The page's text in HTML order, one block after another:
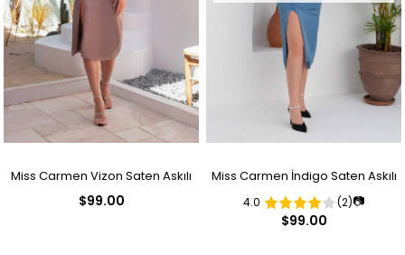
Miss Carmen Vizon Saten Askılı
$99.00
Miss Carmen İndigo Saten Askılı
Düğmeli Kısa Abiye Elbise
4.0 (2)📷
$99.00